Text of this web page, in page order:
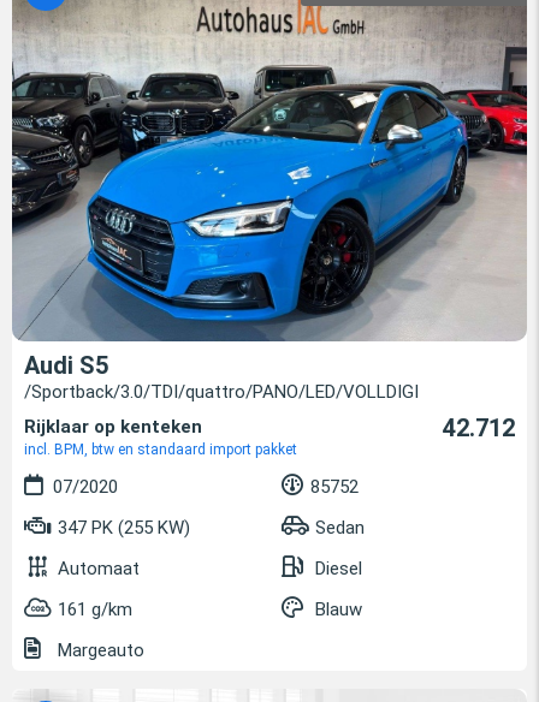
Audi S5
/Sportback/3.0/TDI/quattro/PANO/LED/VOLLDIGI
Rijklaar op kenteken
incl. BPM, btw en standaard import pakket
42.712
07/2020
85752
347 PK (255 KW)
Sedan
Automaat
Diesel
161 g/km
Blauw
Margeauto